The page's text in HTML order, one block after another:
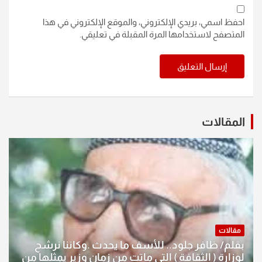
احفظ اسمي، بريدي الإلكتروني، والموقع الإلكتروني في هذا
المتصفح لاستخدامها المرة المقبلة في تعليقي.
المقالات
مقالات
بقلم/ ظافر جلود.. للأسف ما يحدث .وكاننا نرشح
لوزارة ( الثقافة ) التي ماتت من زمان وزير يمثلها من